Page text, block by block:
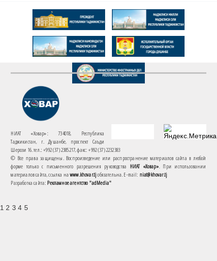
НИАТ «Ховар»: 734018, Республика
Таджикистан, г. Душанбе, проспект Саъди
Шерози 16. тел.: +992 (37) 2385217, факс: +992 (37) 2232383
© Все права защищены. Воспроизведение или распространение материалов сайта в любой
форме только с письменного разрешения руководства НИАТ «Ховар». При использовании
материалов сайта, ссылка наwww.khovar.tjобязательна. E-mail: niat@khovar.tj
Разработка сайта: Рекламное агентство "adMedia"
1 2 3 4 5